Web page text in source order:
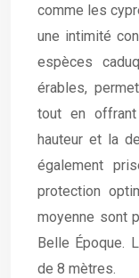
comme les
une intimité
espèces
érables,
tout en
hauteur et la
également
protection
moyenne sont
Belle Époque.
de 8 mètres.